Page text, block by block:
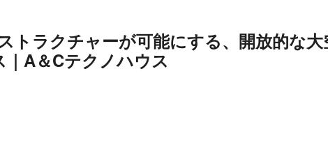
トラクチャーが可能にする、開放的な
A＆Cテクノハウス